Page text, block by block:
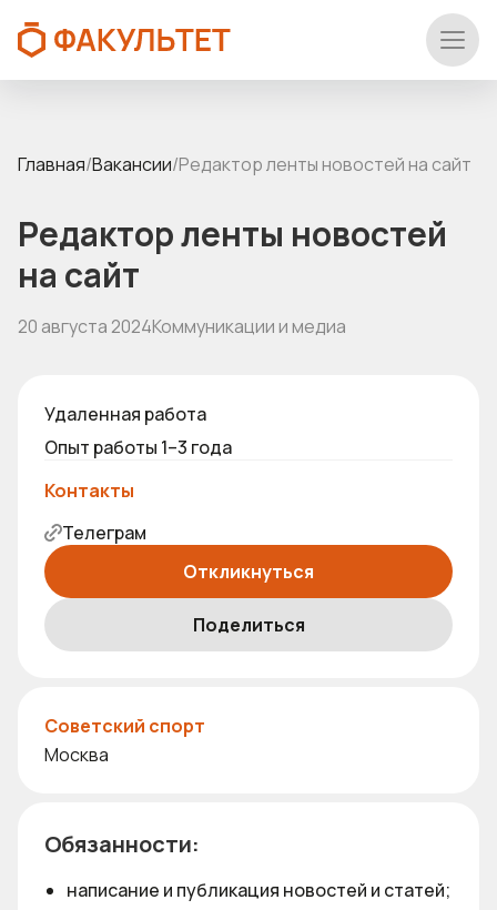
Главная/Вакансии/Редактор ленты новостей на сайт
Редактор ленты новостей
на сайт
20 августа 2024Коммуникации и медиа
Обязанности:
написание и публикация новостей и статей;
Удаленная работа
Опыт работы 1–3 года
Контакты
Телеграм
Откликнуться
Поделиться
Советский спорт
Москва